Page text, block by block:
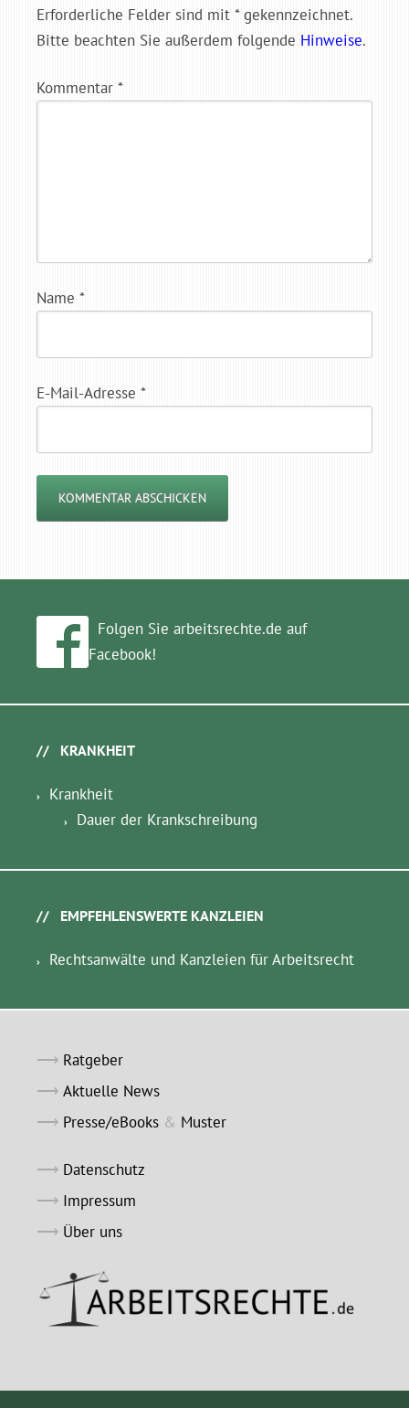
Erforderliche Felder sind mit * gekennzeichnet.
Bitte beachten Sie außerdem folgende Hinweise.
Kommentar *
Name *
E-Mail-Adresse *
Folgen Sie arbeitsrechte.de auf
Facebook!
KRANKHEIT
Krankheit
Dauer der Krankschreibung
EMPFEHLENSWERTE KANZLEIEN
Rechtsanwälte und Kanzleien für Arbeitsrecht
Ratgeber
Aktuelle News
Presse/eBooks & Muster
Datenschutz
Impressum
Über uns